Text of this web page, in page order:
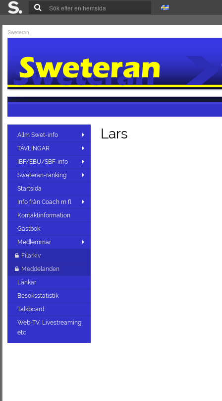
Sweteran
Allm Swet-info
TÄVLINGAR
IBF/EBU/SBF-info
Sweteran-ranking
Startsida
Info från Coach m fl
Kontaktinformation
Gästbok
Medlemmar
Filarkiv
Meddelanden
Länkar
Besöksstatistik
Talkboard
Web-TV, Livestreaming
etc
Lars